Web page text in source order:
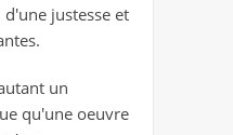
justesse et
un
qu'une oeuvre